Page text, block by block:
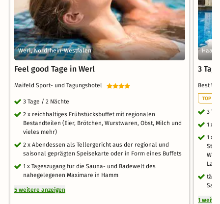
Werl, Nordrhein-Westfalen
Feel good Tage in Werl
Maifeld Sport- und Tagungshotel
3 Tage / 2 Nächte
2 x reichhaltiges Frühstücksbuffet mit regionalen
Bestandteilen (Eier, Brötchen, Wurstwaren, Obst, Milch und
vieles mehr)
2 x Abendessen als Tellergericht aus der regional und
saisonal geprägten Speisekarte oder in Form eines Buffets
1 x Tageszugang für die Sauna- und Badewelt des
nahegelegenen Maximare in Hamm
5 weitere anzeigen
Haan,
3
Best
TOP
3
1 x
1 x
1